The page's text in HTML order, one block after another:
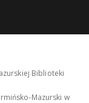
Biblioteki
Mazurski w